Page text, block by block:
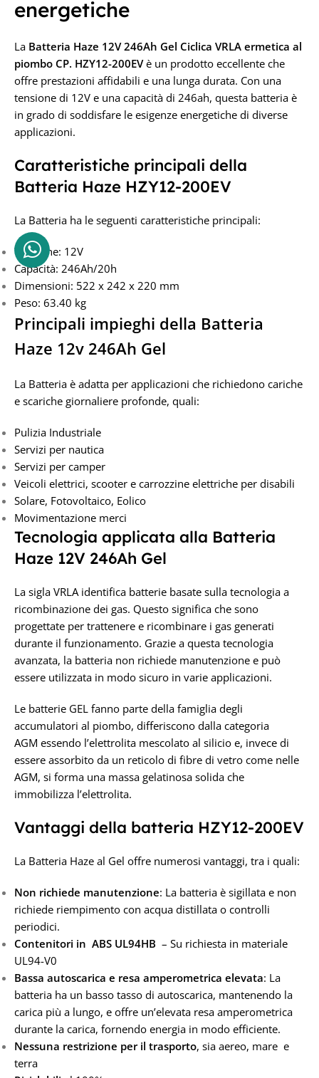
energetiche
La Batteria Haze 12V 246Ah Gel Ciclica VRLA ermetica al
piombo CP. HZY12-200EVè un prodotto eccellente che
offre prestazioni affidabili e una lunga durata. Con una
tensione di 12V e una capacità di 246ah, questa batteria è
in grado di soddisfare le esigenze energetiche di diverse
applicazioni.
Caratteristiche principali della
Batteria Haze HZY12-200EV
La Batteria ha le seguenti caratteristiche principali:
Tensione: 12V
Capacità: 246Ah/20h
Dimensioni: 522 x 242 x 220 mm
Peso: 63.40 kg
Principali impieghi della Batteria
Haze 12v 246Ah Gel
La Batteria è adatta per applicazioni che richiedono cariche
e scariche giornaliere profonde, quali:
Pulizia Industriale
Servizi per nautica
Servizi per camper
Veicoli elettrici, scooter e carrozzine elettriche per disabili
Solare, Fotovoltaico, Eolico
Movimentazione merci
Tecnologia applicata alla Batteria
Haze 12V 246Ah Gel
La sigla VRLA identifica batterie basate sulla tecnologia a
ricombinazione dei gas. Questo significa che sono
progettate per trattenere e ricombinare i gas generati
durante il funzionamento. Grazie a questa tecnologia
avanzata, la batteria non richiede manutenzione e può
essere utilizzata in modo sicuro in varie applicazioni.
Le batterie GEL fanno parte della famiglia degli
accumulatori al piombo, differiscono dalla categoria
AGM essendo l’elettrolita mescolato al silicio e, invece di
essere assorbito da un reticolo di fibre di vetro come nelle
AGM, si forma una massa gelatinosa solida che
immobilizza l’elettrolita.
Vantaggi della batteria HZY12-200EV
La Batteria Haze al Gel offre numerosi vantaggi, tra i quali:
Non richiede manutenzione: La batteria è sigillata e non
richiede riempimento con acqua distillata o controlli
periodici.
Contenitori in ABS UL94HB – Su richiesta in materiale
UL94-V0
Bassa autoscarica e resa amperometrica elevata: La
batteria ha un basso tasso di autoscarica, mantenendo la
carica più a lungo, e offre un’elevata resa amperometrica
durante la carica, fornendo energia in modo efficiente.
Nessuna restrizione per il trasporto, sia aereo, mare e
terra